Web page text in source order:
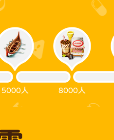
5000人 8000人